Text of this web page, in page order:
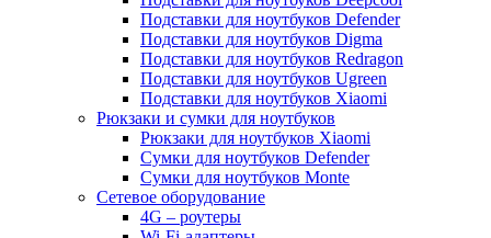
Подставки для ноутбуков Defender
Подставки для ноутбуков Digma
Подставки для ноутбуков Redragon
Подставки для ноутбуков Ugreen
Подставки для ноутбуков Xiaomi
Рюкзаки и сумки для ноутбуков
Рюкзаки для ноутбуков Xiaomi
Сумки для ноутбуков Defender
Сумки для ноутбуков Monte
Сетевое оборудование
4G – роутеры